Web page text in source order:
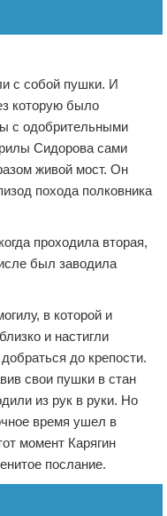
с собой пушки. И
которую было
с одобрительными
Сидорова сами
живой мост. Он
похода полковника
проходила вторая,
был заводила
в которой и
и настигли
до крепости.
свои пушки в стан
из рук в руки. Но
время ушел в
момент Карягин
послание.